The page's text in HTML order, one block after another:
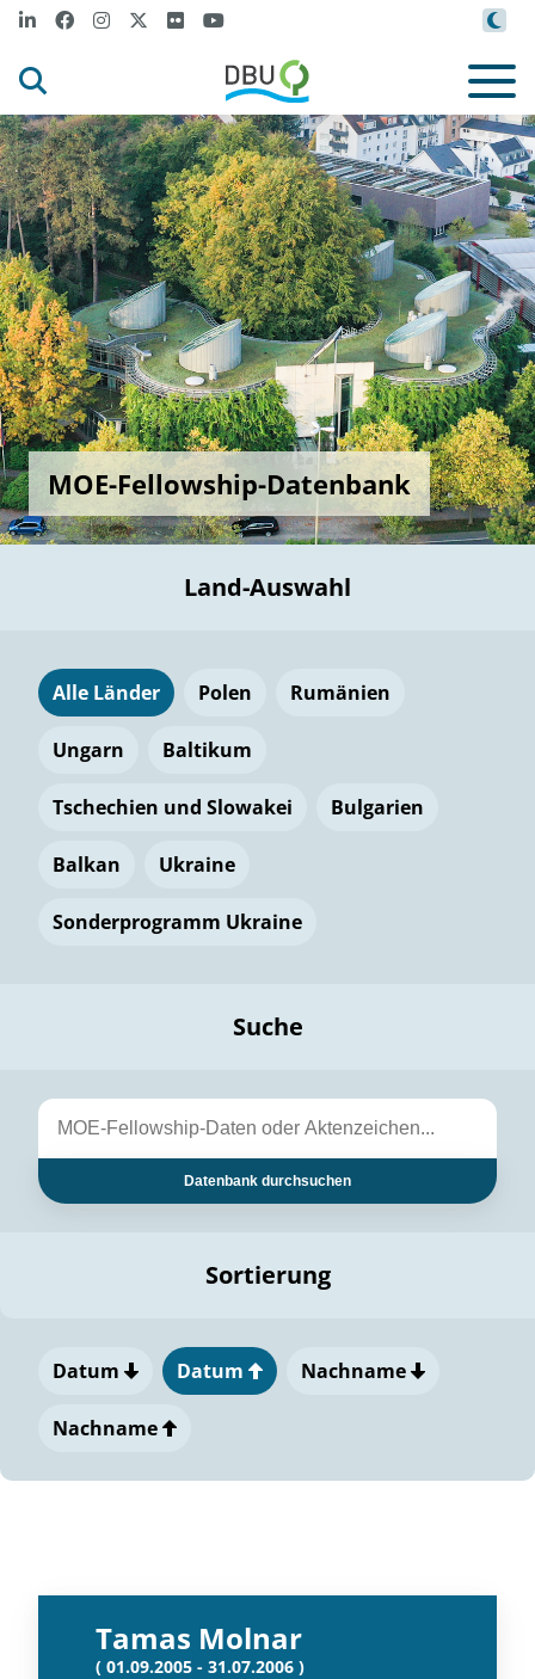
MOE-Fellowship-Datenbank
Land-Auswahl
Alle Länder Polen Rumänien
Ungarn Baltikum
Tschechien und Slowakei Bulgarien
Balkan Ukraine
Sonderprogramm Ukraine
Suche
Datenbank durchsuchen
Sortierung
Datum Datum Nachname
Nachname
Tamas Molnar
( 01.09.2005 - 31.07.2006 )